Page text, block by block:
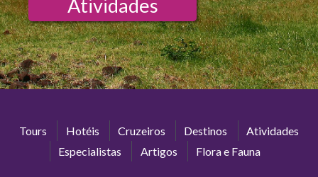
Atividades
Tours Hotéis Cruzeiros Destinos
Atividades
Especialistas
Artigos Flora e Fauna